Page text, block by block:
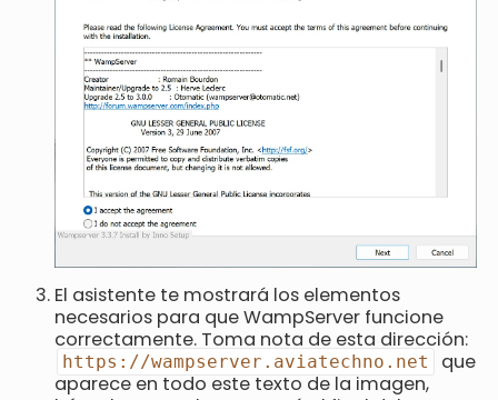
El asistente te mostrará los elementos
necesarios para que WampServer funcione
correctamente. Toma nota de esta dirección:
https://wampserver.aviatechno.net
que
aparece en todo este texto de la imagen,